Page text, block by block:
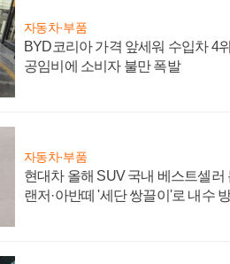
자동차·부품
BYD코리아 가격 앞세워 수입차 4
공임비에 소비자 불만 폭발
자동차·부품
현대차 올해 SUV 국내 베스트셀
랜저·아반떼 '세단 쌍끌이'로 내수